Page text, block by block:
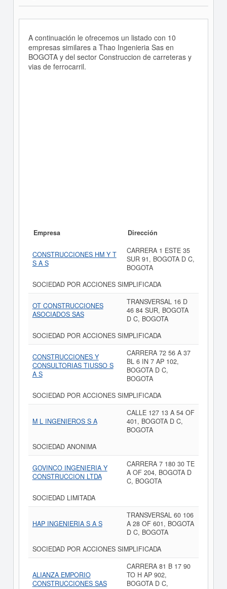
A continuación le ofrecemos un listado con 10
empresas similares a Thao Ingenieria Sas en
BOGOTA y del sector Construccion de carreteras y
vias de ferrocarril.
Empresa Dirección
CONSTRUCCIONES HM Y T
S A S
CARRERA 1 ESTE 35
SUR 91, BOGOTA D C,
BOGOTA
SOCIEDAD POR ACCIONES SIMPLIFICADA
OT CONSTRUCCIONES
ASOCIADOS SAS
TRANSVERSAL 16 D
46 84 SUR, BOGOTA
D C, BOGOTA
SOCIEDAD POR ACCIONES SIMPLIFICADA
CONSTRUCCIONES Y
CONSULTORIAS TIUSSO S
A S
CARRERA 72 56 A 37
BL 6 IN 7 AP 102,
BOGOTA D C,
BOGOTA
SOCIEDAD POR ACCIONES SIMPLIFICADA
M L INGENIEROS S A
CALLE 127 13 A 54 OF
401, BOGOTA D C,
BOGOTA
SOCIEDAD ANONIMA
GOVINCO INGENIERIA Y
CONSTRUCCION LTDA
CARRERA 7 180 30 TE
A OF 204, BOGOTA D
C, BOGOTA
SOCIEDAD LIMITADA
HAP INGENIERIA S A S
TRANSVERSAL 60 106
A 28 OF 601, BOGOTA
D C, BOGOTA
SOCIEDAD POR ACCIONES SIMPLIFICADA
ALIANZA EMPORIO
CONSTRUCCIONES SAS
CARRERA 81 B 17 90
TO H AP 902,
BOGOTA D C,